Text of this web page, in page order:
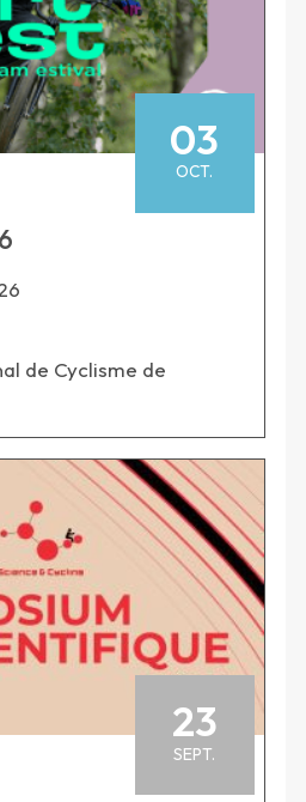
03
OCT.
de Cyclisme de
23
SEPT.